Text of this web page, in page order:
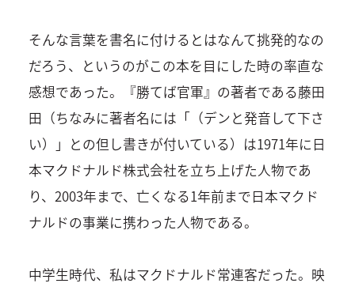
そんな言葉を書名に付けるとはなんて挑発的なの
だろう、というのがこの本を目にした時の率直な
感想であった。『勝てば官軍』の著者である藤田
田（ちなみに著者名には「（デンと発音して下さ
い）」との但し書きが付いている）は1971年に日
本マクドナルド株式会社を立ち上げた人物であ
り、2003年まで、亡くなる1年前まで日本マクド
ナルドの事業に携わった人物である。
中学生時代、私はマクドナルド常連客だった。映